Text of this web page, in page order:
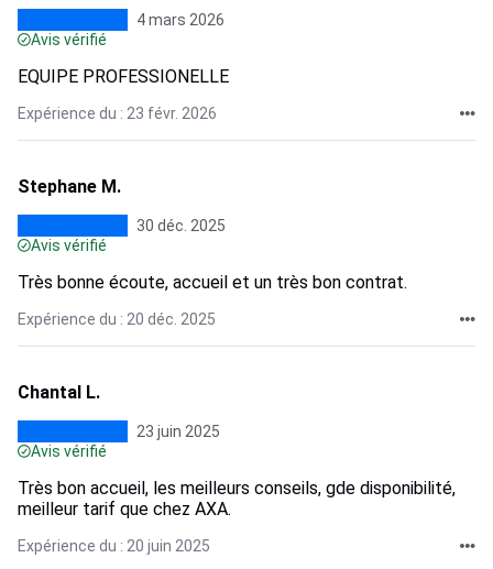
4 mars 2026
Avis vérifié
EQUIPE PROFESSIONELLE
Expérience du : 23 févr. 2026
Stephane M.
30 déc. 2025
Avis vérifié
Très bonne écoute, accueil et un très bon contrat.
Expérience du : 20 déc. 2025
Chantal L.
23 juin 2025
Avis vérifié
Très bon accueil, les meilleurs conseils, gde disponibilité,
meilleur tarif que chez AXA.
Expérience du : 20 juin 2025